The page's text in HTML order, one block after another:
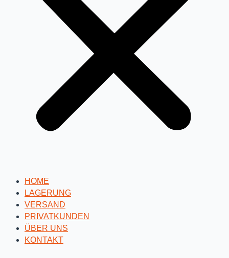
HOME
LAGERUNG
VERSAND
PRIVATKUNDEN
ÜBER UNS
KONTAKT